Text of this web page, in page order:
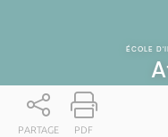
ÉCOLE
PARTAGE PDF